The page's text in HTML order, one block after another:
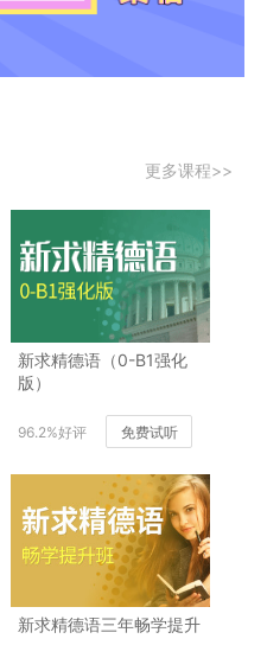
更多课程>>
新求精德语（0-B1强化
版）
96.2%好评 免费试听
新求精德语三年畅学提升